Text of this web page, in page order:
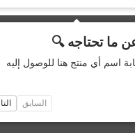
منتجات جديدة
ما تحتاجه 🔍
اسم أي منتج هنا للوصول إليه
السابق